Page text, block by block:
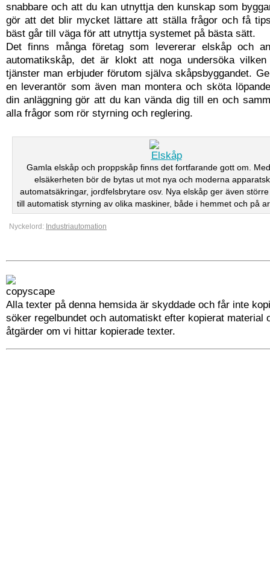
snabbare och att du kan utnyttja den kunskap som
gör att det blir mycket lättare att ställa frågor och få
bäst går till väga för att utnyttja systemet på bästa sätt.
Det finns många företag som levererar elskåp och
automatikskåp, det är klokt att noga undersöka
tjänster man erbjuder förutom själva skåpsbyggandet.
en leverantör som även man montera och sköta
din anläggning gör att du kan vända dig till en och
alla frågor som rör styrning och reglering.
Gamla elskåp och proppskåp finns det fortfarande gott om.
elsäkerheten bör de bytas ut mot nya och moderna
automatsäkringar, jordfelsbrytare osv. Nya elskåp ger även
till automatisk styrning av olika maskiner, både i hemmet och på
Nyckelord: Industriautomation
Alla texter på denna hemsida är skyddade och får inte
söker regelbundet och automatiskt efter kopierat material
åtgärder om vi hittar kopierade texter.